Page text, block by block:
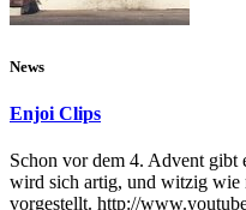
News
Enjoi Clips
Schon vor dem 4. Advent gibt
wird sich artig, und witzig wie
vorgestellt. http://